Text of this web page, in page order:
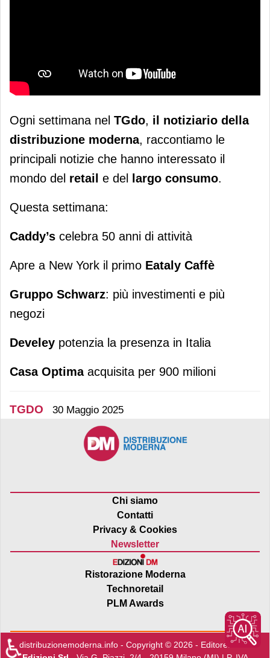
Ogni settimana nel TGdo, il notiziario della
distribuzione moderna, raccontiamo le
principali notizie che hanno interessato il
mondo del retail e del largo consumo.
Questa settimana:
Caddy’s celebra 50 anni di attività
Apre a New York il primo Eataly Caffè
Gruppo Schwarz: più investimenti e più
negozi
Develey potenzia la presenza in Italia
Casa Optimaacquisita per 900 milioni
TGDO 30 Maggio 2025
Chi siamo
Contatti
Privacy & Cookies
Newsletter
Ristorazione Moderna
Technoretail
PLM Awards
distribuzionemoderna.info - Copyright © 2026 - Editore:Edra